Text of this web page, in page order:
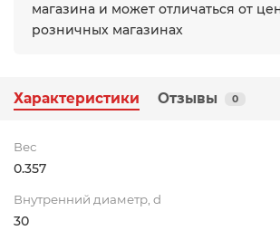
магазина и может отличаться от
розничных магазинах
Характеристики Отзывы 0
Вес
0.357
Внутренний диаметр, d
30